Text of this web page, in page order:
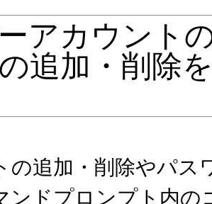
アカウント
追加・削除
の追加・削除やパス
ンドプロンプト内